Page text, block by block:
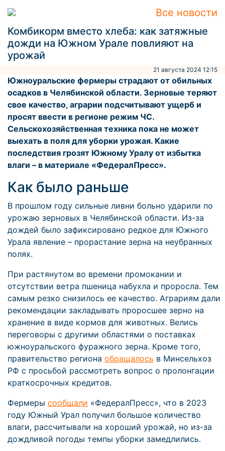
Все новости
Комбикорм вместо хлеба: как затяжные
дожди на Южном Урале повлияют на
урожай
21 августа 2024 12:15
Южноуральские фермеры страдают от обильных
осадков в Челябинской области. Зерновые теряют
свое качество, аграрии подсчитывают ущерб и
просят ввести в регионе режим ЧС.
Сельскохозяйственная техника пока не может
выехать в поля для уборки урожая. Какие
последствия грозят Южному Уралу от избытка
влаги – в материале «ФедералПресс».
Как было раньше
В прошлом году сильные ливни больно ударили по
урожаю зерновых в Челябинской области. Из-за
дождей было зафиксировано редкое для Южного
Урала явление – прорастание зерна на неубранных
полях.
При растянутом во времени промокании и
отсутствии ветра пшеница набухла и проросла. Тем
самым резко снизилось ее качество. Аграриям дали
рекомендации закладывать проросшее зерно на
хранение в виде кормов для животных. Велись
переговоры с другими областями о поставках
южноуральского фуражного зерна. Кроме того,
правительство региона обращалось в Минсельхоз
РФ с просьбой рассмотреть вопрос о пролонгации
краткосрочных кредитов.
Фермеры сообщали «ФедералПресс», что в 2023
году Южный Урал получил большое количество
влаги, рассчитывали на хороший урожай, но из-за
дождливой погоды темпы уборки замедлились.